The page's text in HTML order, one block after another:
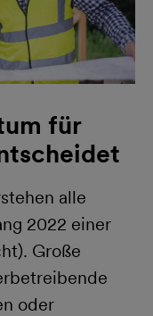
für
alle
2022 einer
Große
oder